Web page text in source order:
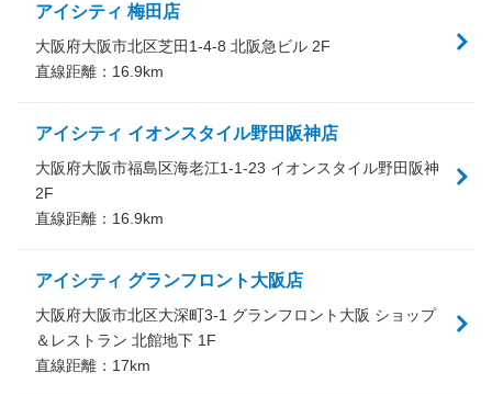
アイシティ 梅田店
大阪府大阪市北区芝田1-4-8 北阪急ビル 2F
直線距離： 16.9km
アイシティ イオンスタイル野田阪神店
大阪府大阪市福島区海老江1-1-23 イオンスタイル野田阪神
2F
直線距離： 16.9km
アイシティ グランフロント大阪店
大阪府大阪市北区大深町3-1 グランフロント大阪 ショップ
＆レストラン 北館地下 1F
直線距離： 17km